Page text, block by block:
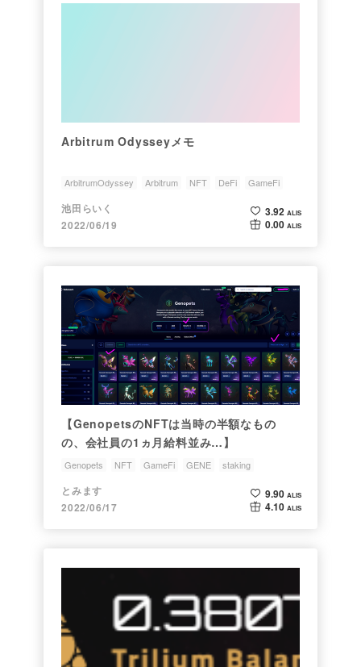
Arbitrum Odysseyメモ
ArbitrumOdyssey Arbitrum NFT DeFi GameFi
池田らいく
2022/06/19
3.92 ALIS
0.00 ALIS
【GenopetsのNFTは当時の半額なもの
の、会社員の1ヵ月給料並み…】
Genopets NFT GameFi GENE staking
とみます
2022/06/17
9.90 ALIS
4.10 ALIS